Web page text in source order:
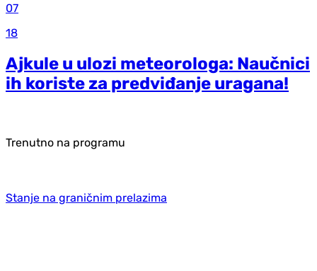
07
18
Ajkule u ulozi meteorologa: Naučnici
ih koriste za predviđanje uragana!
Trenutno na programu
Stanje na graničnim prelazima